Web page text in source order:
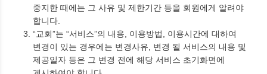
중지한 때에는 그 사유 및 제한기간 등을 회원에게 알려야
합니다.
“교회”는 “서비스”의 내용, 이용방법, 이용시간에 대하여
변경이 있는 경우에는 변경사유, 변경 될 서비스의 내용 및
제공일자 등은 그 변경 전에 해당 서비스 초기화면에